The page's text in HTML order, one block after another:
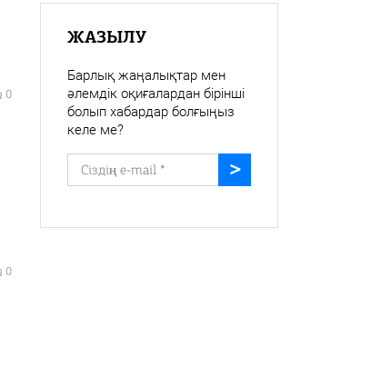
0
0
ЖАЗЫЛУ
Барлық жаңалықтар мен
әлемдік оқиғалардан бірінші
болып хабардар болғыңыз
келе ме?